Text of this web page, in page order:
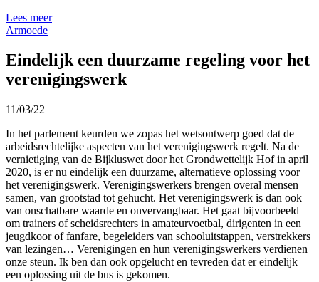
Lees meer
Armoede
Eindelijk een duurzame regeling voor het
verenigingswerk
11/03/22
In het parlement keurden we zopas het wetsontwerp goed dat de
arbeidsrechtelijke aspecten van het verenigingswerk regelt. Na de
vernietiging van de Bijkluswet door het Grondwettelijk Hof in april
2020, is er nu eindelijk een duurzame, alternatieve oplossing voor
het verenigingswerk. Verenigingswerkers brengen overal mensen
samen, van grootstad tot gehucht. Het verenigingswerk is dan ook
van onschatbare waarde en onvervangbaar. Het gaat bijvoorbeeld
om trainers of scheidsrechters in amateurvoetbal, dirigenten in een
jeugdkoor of fanfare, begeleiders van schooluitstappen, verstrekkers
van lezingen… Verenigingen en hun verenigingswerkers verdienen
onze steun. Ik ben dan ook opgelucht en tevreden dat er eindelijk
een oplossing uit de bus is gekomen.